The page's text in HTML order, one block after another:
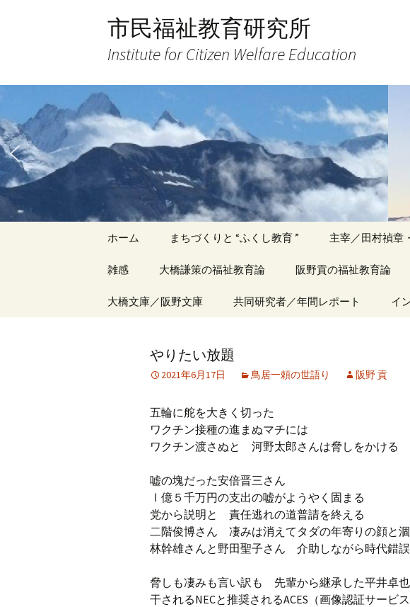
キ
ッ
プ
市民福祉教育研究所
Institute for Citizen Welfare Education
ホーム まちづくりと “ふくし教育 ” 主宰／田村禎章
雑感
アーカイブ（１）
記事（51）～
アーカイブ（４）
記事（151）～
アーカイブ（５）
記事（201）～
大橋謙策の福祉教育論
アーカイブ（１）
論文
アーカイブ（４）
講演録
アーカイブ（５）
四国遍路紀行文
阪野貢の福祉教育論
アーカイブ（１）
アーカイブ（４）
社会福祉セミナー
大橋文庫／阪野文庫 共同研究者／年間レポート イ
やりたい放題
2021年6月17日 鳥居一頼の世語り 阪野 貢
五輪に舵を大きく切った
ワクチン接種の進まぬマチには
ワクチン渡さぬと 河野太郎さんは脅しをかける
嘘の塊だった安倍晋三さん
Ⅰ億５千万円の支出の嘘がようやく固まる
党から説明と 責任逃れの道普請を終える
二階俊博さん 凄みは消えてタダの年寄りの顔と
林幹雄さんと野田聖子さん 介助しながら時代錯
脅しも凄みも言い訳も 先輩から継承した平井卓
干されるNECと推奨されるACES（画像認証サービ